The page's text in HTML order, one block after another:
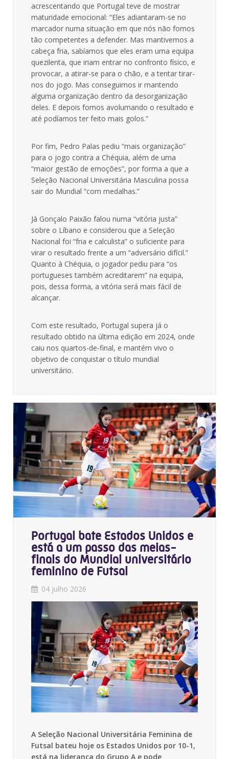
acrescentando que Portugal teve de mostrar
maturidade emocional: “Eles adiantaram-se no
marcador numa situação em que nós não fomos
tão competentes a defender. Mas mantivemos a
cabeça fria, sabíamos que eles eram uma equipa
quezilenta, que iriam entrar no confronto físico, e
provocar, a atirar-se para o chão, e a tentar tirar-
nos do jogo. Mas conseguimos ir mantendo
alguma organização dentro da desorganização
deles. E depois fomos avolumando o resultado e
até podíamos ter feito mais golos.”
Por fim, Pedro Palas pediu “mais organização”
para o jogo contra a Chéquia, além de uma
“maior gestão de emoções”, por forma a que a
Seleção Nacional Universitária Masculina possa
sair do Mundial “com medalhas.”
Já Gonçalo Paixão falou numa “vitória justa”
sobre o Líbano e considerou que a Seleção
Nacional foi “fria e calculista” o suficiente para
virar o resultado frente a um “adversário difícil.”
Quanto à Chéquia, o jogador pediu para “os
portugueses também acreditarem” na equipa,
pois, dessa forma, a vitória será mais fácil de
alcançar.
Com este resultado, Portugal supera já o
resultado obtido na última edição em 2024, onde
caiu nos quartos-de-final, e mantém vivo o
objetivo de conquistar o título mundial
universitário.
Portugal bate Estados Unidos e
está a um passo das meias-
finais do Mundial universitário
feminino de Futsal
04 julho 2026
A Seleção Nacional Universitária Feminina de
Futsal bateu hoje os Estados Unidos por 10-1,
está na liderança do Grupo A e pode